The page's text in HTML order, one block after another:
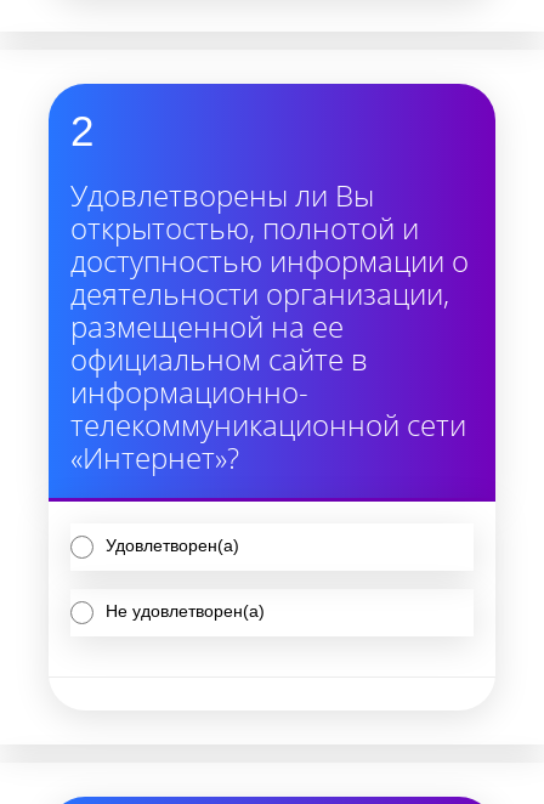
2
Удовлетворены ли Вы
открытостью, полнотой и
доступностью информации о
деятельности организации,
размещенной на ее
официальном сайте в
информационно-
телекоммуникационной сети
«Интернет»?
Удовлетворен(а)
Не удовлетворен(а)